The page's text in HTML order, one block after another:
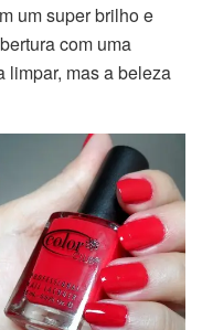
um super brilho e
com uma
limpar, mas a beleza